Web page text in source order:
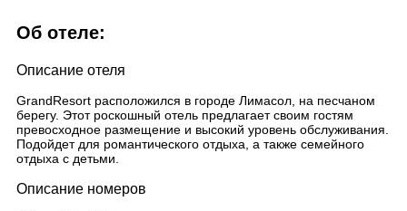
Об отеле:
Описание отеля
GrandResort расположился в городе Лимасол, на песчаном
берегу. Этот роскошный отель предлагает своим гостям
превосходное размещение и высокий уровень обслуживания.
Подойдет для романтического отдыха, а также семейного
отдыха с детьми.
Описание номеров